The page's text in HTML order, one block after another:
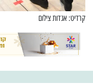
קרדיט: אגדות צילום